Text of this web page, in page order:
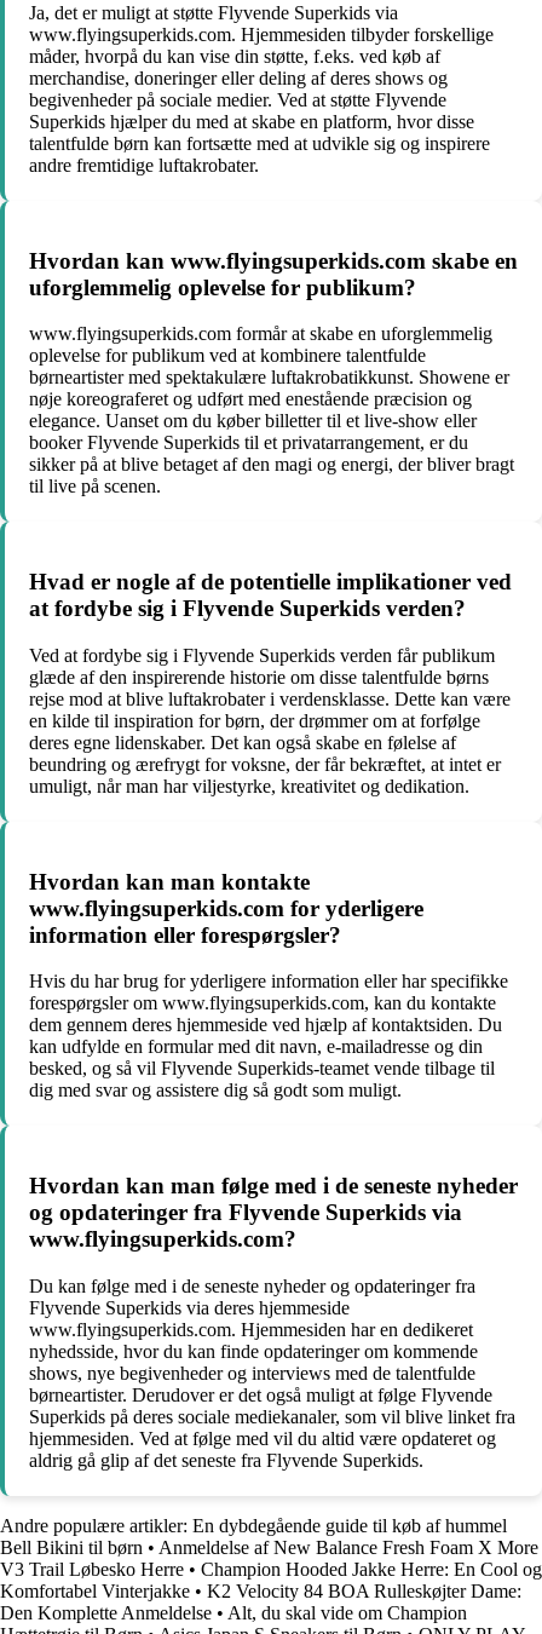
Ja, det er muligt at støtte Flyvende Superkids via
www.flyingsuperkids.com. Hjemmesiden tilbyder forskellige
måder, hvorpå du kan vise din støtte, f.eks. ved køb af
merchandise, doneringer eller deling af deres shows og
begivenheder på sociale medier. Ved at støtte Flyvende
Superkids hjælper du med at skabe en platform, hvor disse
talentfulde børn kan fortsætte med at udvikle sig og inspirere
andre fremtidige luftakrobater.
Hvordan kan www.flyingsuperkids.com skabe en
uforglemmelig oplevelse for publikum?
www.flyingsuperkids.com formår at skabe en uforglemmelig
oplevelse for publikum ved at kombinere talentfulde
børneartister med spektakulære luftakrobatikkunst. Showene er
nøje koreograferet og udført med enestående præcision og
elegance. Uanset om du køber billetter til et live-show eller
booker Flyvende Superkids til et privatarrangement, er du
sikker på at blive betaget af den magi og energi, der bliver bragt
til live på scenen.
Hvad er nogle af de potentielle implikationer ved
at fordybe sig i Flyvende Superkids verden?
Ved at fordybe sig i Flyvende Superkids verden får publikum
glæde af den inspirerende historie om disse talentfulde børns
rejse mod at blive luftakrobater i verdensklasse. Dette kan være
en kilde til inspiration for børn, der drømmer om at forfølge
deres egne lidenskaber. Det kan også skabe en følelse af
beundring og ærefrygt for voksne, der får bekræftet, at intet er
umuligt, når man har viljestyrke, kreativitet og dedikation.
Hvordan kan man kontakte
www.flyingsuperkids.com for yderligere
information eller forespørgsler?
Hvis du har brug for yderligere information eller har specifikke
forespørgsler om www.flyingsuperkids.com, kan du kontakte
dem gennem deres hjemmeside ved hjælp af kontaktsiden. Du
kan udfylde en formular med dit navn, e-mailadresse og din
besked, og så vil Flyvende Superkids-teamet vende tilbage til
dig med svar og assistere dig så godt som muligt.
Hvordan kan man følge med i de seneste nyheder
og opdateringer fra Flyvende Superkids via
www.flyingsuperkids.com?
Du kan følge med i de seneste nyheder og opdateringer fra
Flyvende Superkids via deres hjemmeside
www.flyingsuperkids.com. Hjemmesiden har en dedikeret
nyhedsside, hvor du kan finde opdateringer om kommende
shows, nye begivenheder og interviews med de talentfulde
børneartister. Derudover er det også muligt at følge Flyvende
Superkids på deres sociale mediekanaler, som vil blive linket fra
hjemmesiden. Ved at følge med vil du altid være opdateret og
aldrig gå glip af det seneste fra Flyvende Superkids.
Andre populære artikler: En dybdegående guide til køb af hummel
Bell Bikini til børn • Anmeldelse af New Balance Fresh Foam X More
V3 Trail Løbesko Herre • Champion Hooded Jakke Herre: En Cool og
Komfortabel Vinterjakke • K2 Velocity 84 BOA Rulleskøjter Dame:
Den Komplette Anmeldelse • Alt, du skal vide om Champion